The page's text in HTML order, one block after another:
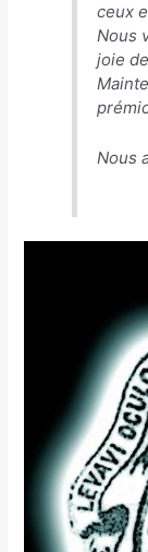
ceux
Nous
joie
Nous